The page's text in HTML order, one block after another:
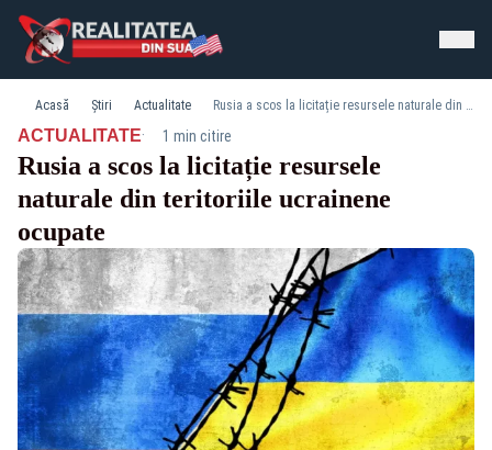
Acasă Știri Actualitate Rusia a scos la licitație resursele naturale din teritoriile ucrainene ocupate
ACTUALITATE· 1 min citire
Rusia a scos la licitație resursele
naturale din teritoriile ucrainene
ocupate